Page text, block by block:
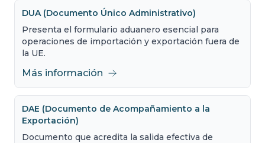
DUA (Documento Único Administrativo)
Presenta el formulario aduanero esencial para
operaciones de importación y exportación fuera de
la UE.
Más información
DAE (Documento de Acompañamiento a la
Exportación)
Documento que acredita la salida efectiva de